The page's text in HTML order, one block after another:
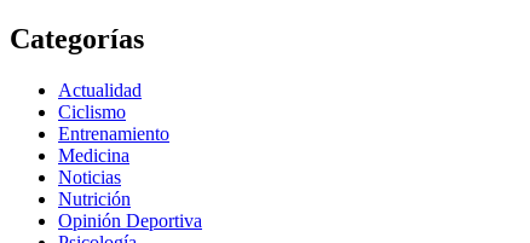
Categorías
Actualidad
Ciclismo
Entrenamiento
Medicina
Noticias
Nutrición
Opinión Deportiva